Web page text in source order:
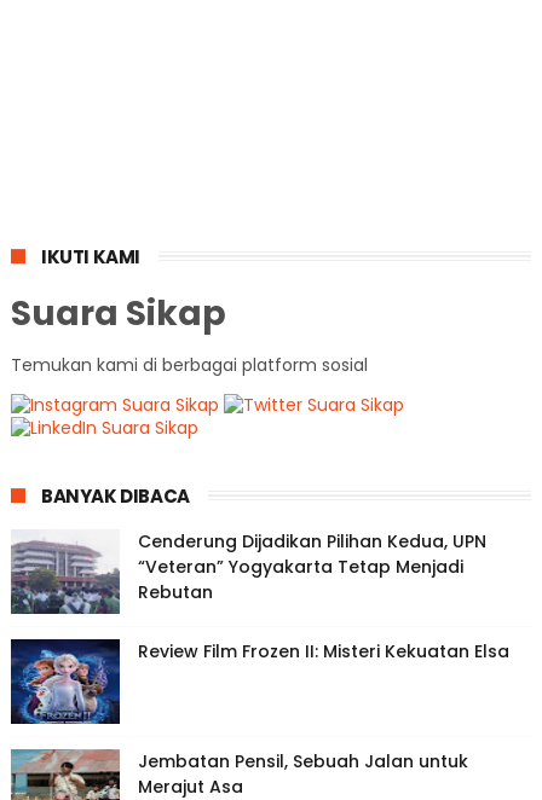
IKUTI KAMI
Suara Sikap
Temukan kami di berbagai platform sosial
BANYAK DIBACA
Cenderung Dijadikan Pilihan Kedua, UPN
“Veteran” Yogyakarta Tetap Menjadi
Rebutan
Review Film Frozen II: Misteri Kekuatan Elsa
Jembatan Pensil, Sebuah Jalan untuk
Merajut Asa